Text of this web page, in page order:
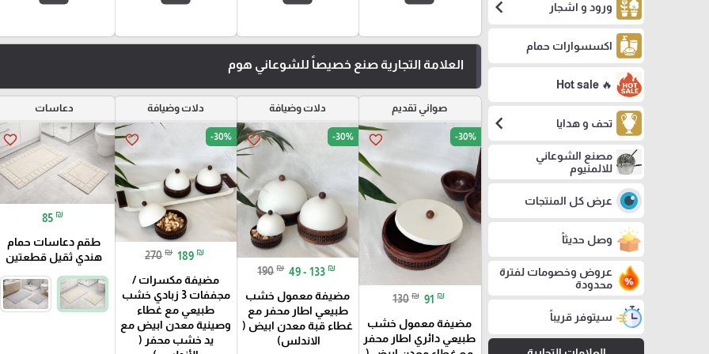
ورود و اشجار chevron_left
اكسسوارات حمام
🔥 Hot sale
تحف و هدايا chevron_left
مصنع الشوعاني
للالمنيوم
عرض كل المنتجات
وصل حديثاً
عروض وخصومات لفترة
محدودة
سيتوفر قريباً
العلامة التجارية صنع خصيصاً للشوعاني هوم
صواني تقديم
favorite_border -30%
130 ₪ 91 ₪
مضيفة معمول خشب
طبيعي دائري اطار محفر
دلات وضيافة
favorite_border -30%
190 ₪ 49 - 133 ₪
مضيفة معمول خشب
طبيعي اطار محفر مع
غطاء قبة معدن ابيض (
الاندلس)
دلات وضيافة
favorite_border -30%
270 ₪ 189 ₪
مضيفة مكسرات /
مجففات 3 زبادي خشب
طبيعي مع غطاء
وصينية معدن ابيض مع
يد خشب محفر (
دعاسات
favorite_border
85 ₪
طقم دعاسات حمام
هندي ثقيل قطعتين